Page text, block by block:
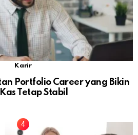
Karir
Portfolio Career yang Bikin
Tetap Stabil